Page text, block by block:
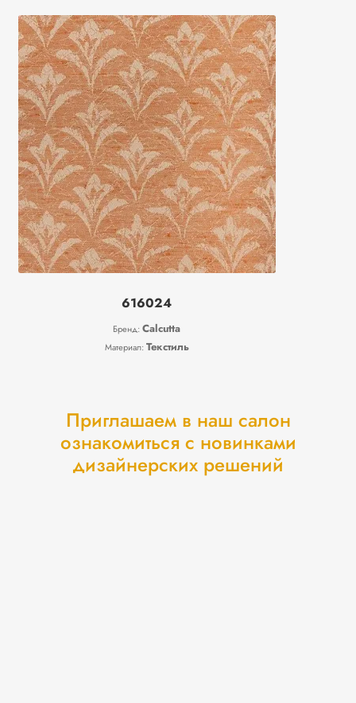
616024
Бренд:Calcutta
Материал: Текстиль
Приглашаем в наш салон
ознакомиться с новинками
дизайнерских решений